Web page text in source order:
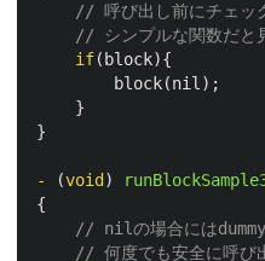
// 呼び出し前にチェッ
// シンプルな関数だと
if( block){
block(nil );
}
}
- (void )
{
// nilの場合には
// 何度でも安全に呼び